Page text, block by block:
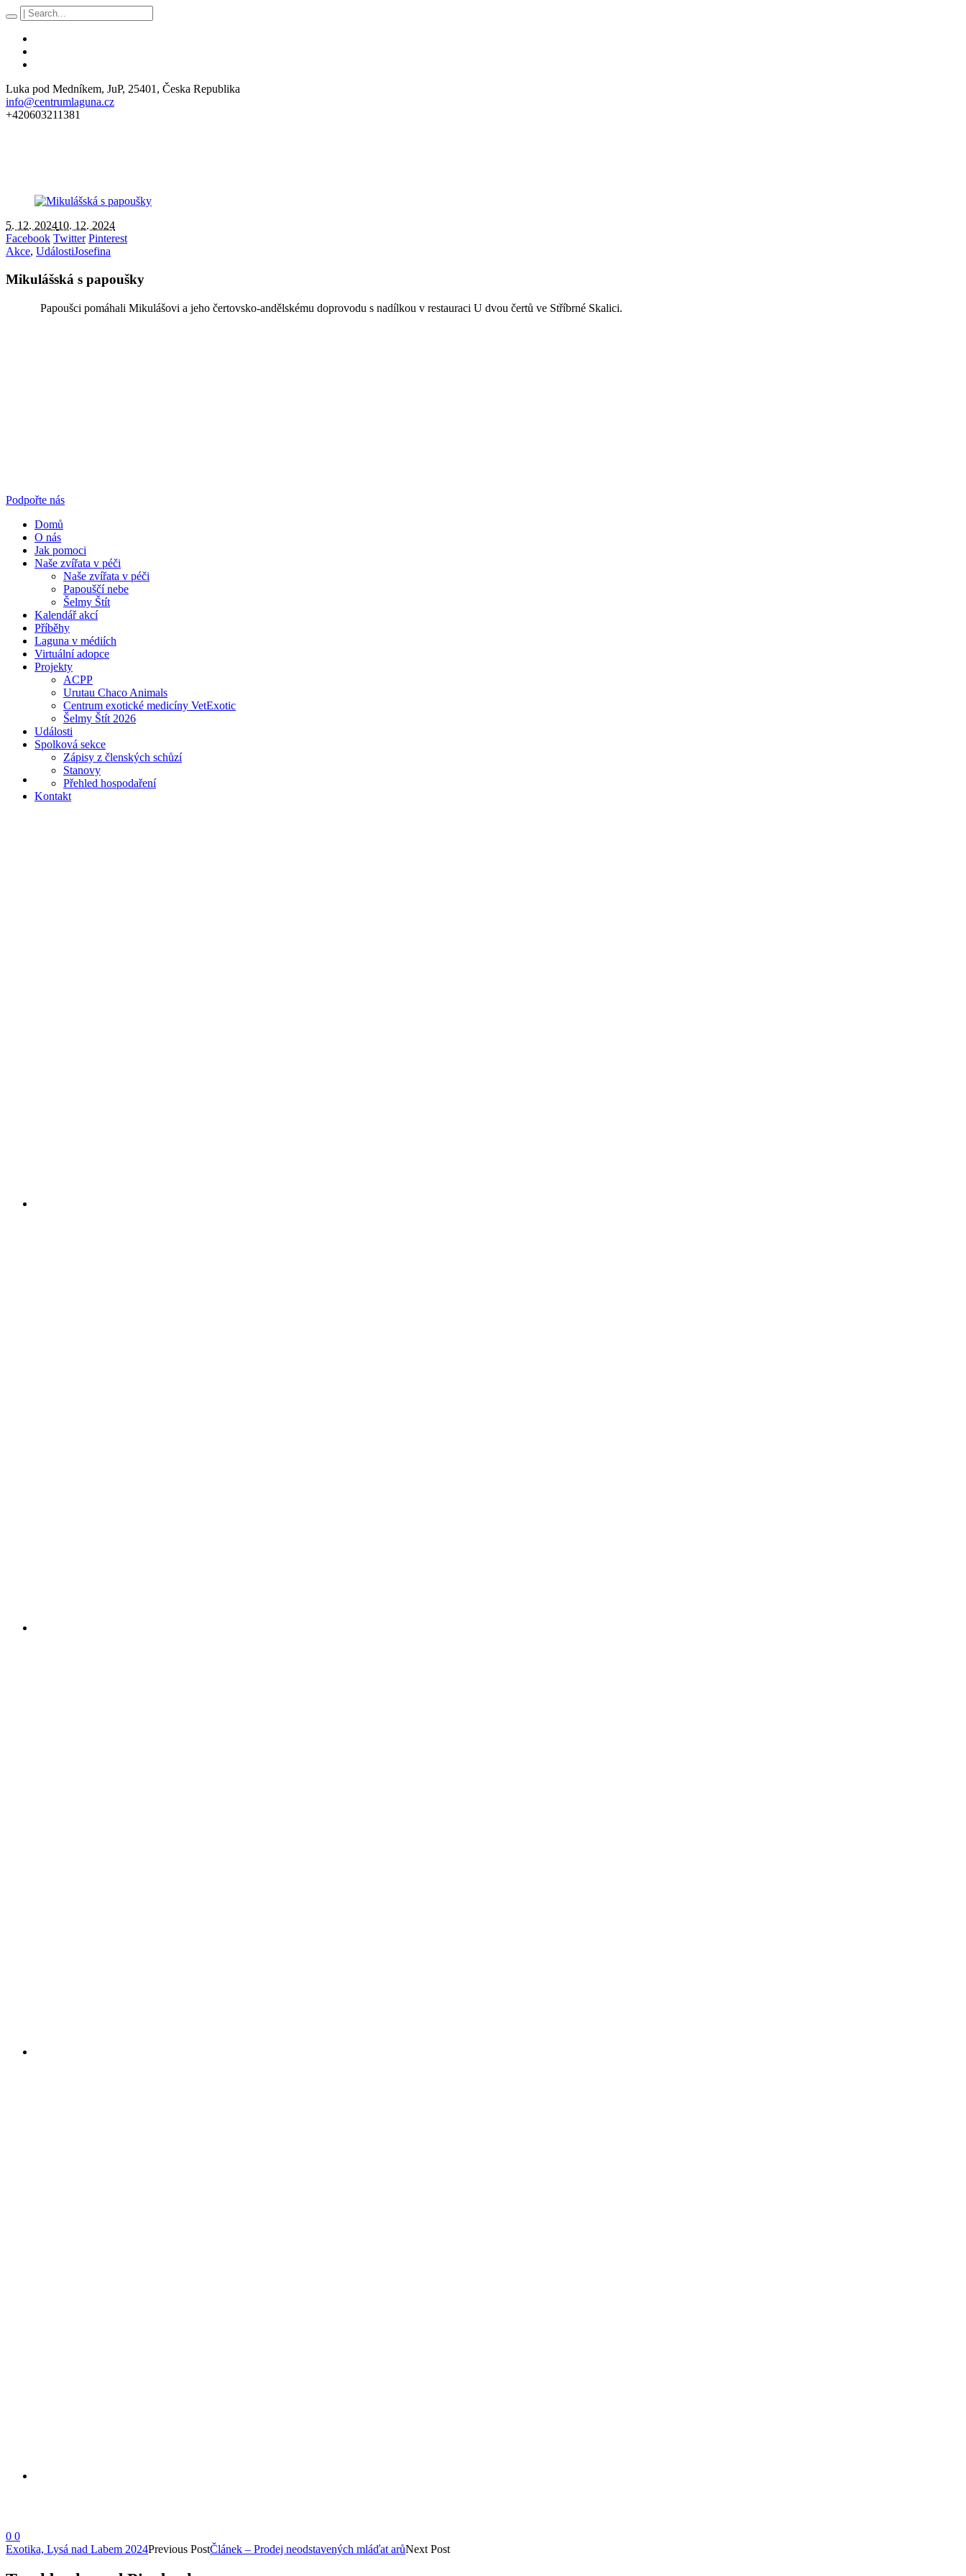
Luka pod Medníkem, JuP, 25401 , Česka Republika
info@centrumlaguna.cz
+420603211381
Podpořte nás
Domů
O nás
Jak pomoci
Naše zvířata v péči
Naše zvířata v péči
Papouščí nebe
Šelmy Štít
Kalendář akcí
Příběhy
Laguna v médiích
Virtuální adopce
Projekty
ACPP
Urutau Chaco Animals
Centrum exotické medicíny VetExotic
Šelmy Štít 2026
Události
Spolková sekce
Zápisy z členských schůzí
Stanovy
Přehled hospodaření
Kontakt
5. 12. 202410. 12. 2024
Facebook Twitter Pinterest
Akce, UdálostiJosefina
Mikulášská s papoušky
Papoušci pomáhali Mikulášovi a jeho čertovsko-andělskému doprovodu s nadílkou v restauraci U dvou čertů ve Stříbrné Skalici.
0 0
Exotika, Lysá nad Labem 2024Previous PostČlánek – Prodej neodstavených mláďat arůNext Post